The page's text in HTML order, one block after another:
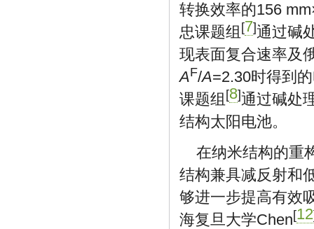
转换效率的156
忠课题组[7]通过碱
现表面复合速率及
AF/A=2.30时得到
课题组[8]通过碱处
结构太阳电池。
在纳米结构的重
结构兼具减反射和
够进一步提高有效
海复旦大学Chen[12